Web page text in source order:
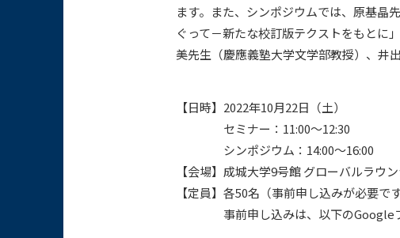
ます。また、シンポジウムでは、原基晶
ぐって－新たな校訂版テクストをもとに
美先生（慶應義塾大学文学部教授）、井
【日時】2022年10月22日（土）
セミナー：11:00～12:30
シンポジウム：14:00～16:00
【会場】成城大学9号館 グローバルラウ
【定員】各50名（事前申し込みが必要です
事前申し込みは、以下のGoogleフォ